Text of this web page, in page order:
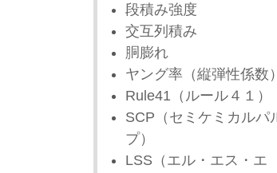
段積み強度
交互列積み
胴膨れ
ヤング率（縦弾性係数）
Rule41（ルール４１）
SCP（セミケミカルパ
プ）
LSS（エル・エス・エ